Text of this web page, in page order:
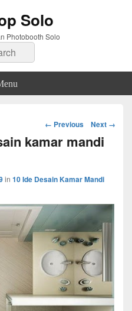
Solo
Photobooth Solo
Image
← Previous Next →
kamar mandi
in 10 Ide Desain Kamar Mandi